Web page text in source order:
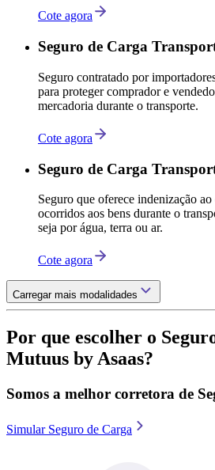
Cote agora
Seguro de Carga
Seguro contratado por
para proteger comprador e
mercadoria durante o transporte.
Cote agora
Seguro de Carga
Seguro que oferece indenização
ocorridos aos bens durante o
seja por água, terra ou ar.
Cote agora
Carregar mais modalidades
Por que escolher o
Mutuus by Asaas?
Somos a melhor corretora de
Simular Seguro de Carga